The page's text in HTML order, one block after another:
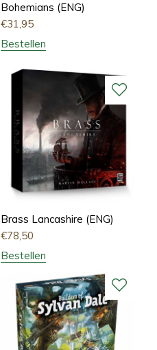
Bohemians (ENG)
€31,95
Bestellen
Brass Lancashire (ENG)
€78,50
Bestellen